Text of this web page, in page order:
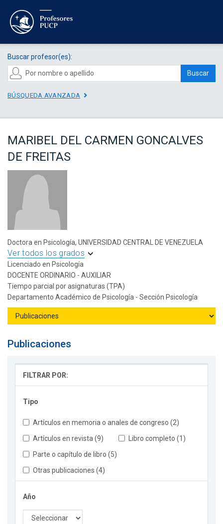
Buscar profesor(es):
Buscar
BÚSQUEDA AVANZADA
MARIBEL DEL CARMEN GONCALVES
DE FREITAS
Doctora en Psicología, UNIVERSIDAD CENTRAL DE VENEZUELA
Ver todos los grados
Licenciado en Psicología
DOCENTE ORDINARIO - AUXILIAR
Tiempo parcial por asignaturas (TPA)
Departamento Académico de Psicología - Sección Psicología
Publicaciones
FILTRAR POR:
Tipo
Artículos en memoria o anales de congreso (2)
Artículos en revista (9)
Libro completo (1)
Parte o capítulo de libro (5)
Otras publicaciones (4)
Año